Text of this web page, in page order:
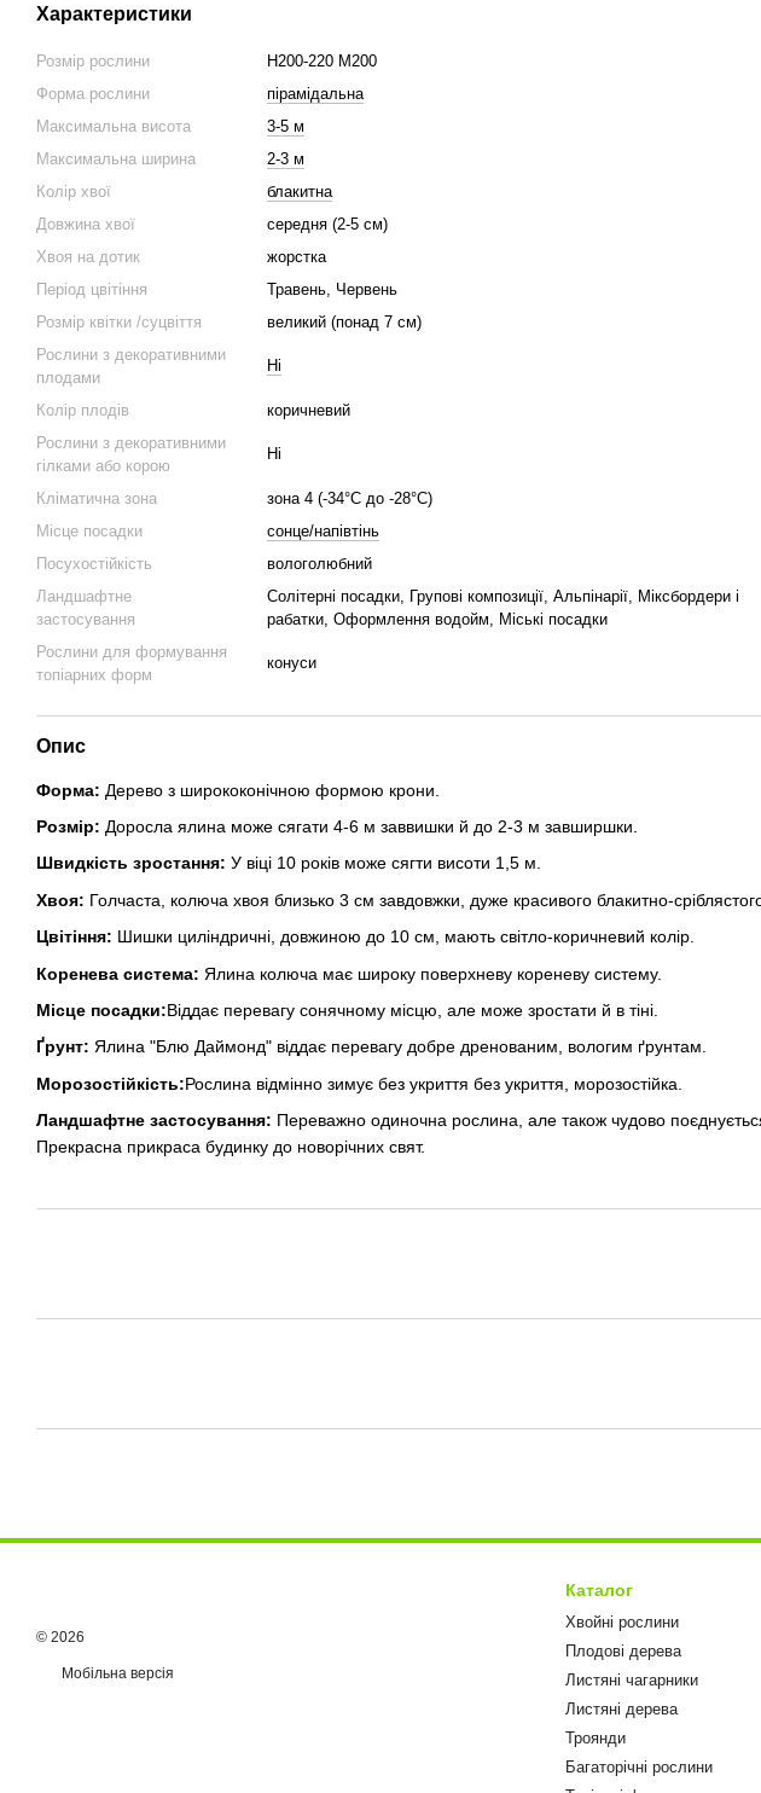
Характеристики
Розмір рослини
H200-220 М200
Форма рослини
пірамідальна
Максимальна висота
3-5 м
Максимальна ширина
2-3 м
Колір хвої
блакитна
Довжина хвої
середня (2-5 см)
Хвоя на дотик
жорстка
Період цвітіння
Травень, Червень
Розмір квітки /суцвіття
великий (понад 7 см)
Рослини з декоративними
плодами
Ні
Колір плодів
коричневий
Рослини з декоративними
гілками або корою
Ні
Кліматична зона
зона 4 (-34°C до -28°C)
Місце посадки
сонце/напівтінь
Посухостійкість
вологолюбний
Ландшафтне
застосування
Солітерні посадки, Групові композиції, Альпінарії, Міксбордери і
рабатки, Оформлення водойм, Міські посадки
Рослини для формування
топіарних форм
конуси
Опис
Форма: Дерево з ширококонічною формою крони.
Розмір: Доросла ялина може сягати 4-6 м заввишки й до 2-3 м завширшки.
Швидкість зростання: У віці 10 років може сягти висоти 1,5 м.
Хвоя: Голчаста, колюча хвоя близько 3 см завдовжки, дуже красивого блакитно-
Цвітіння: Шишки циліндричні, довжиною до 10 см, мають світло-коричневий колір.
Коренева система: Ялина колюча має широку поверхневу кореневу систему.
Місце посадки:Віддає перевагу сонячному місцю, але може зростати й в тіні.
Ґрунт: Ялина "Блю Даймонд" віддає перевагу добре дренованим, вологим ґрунтам.
Морозостійкість:Рослина відмінно зимує без укриття без укриття, морозостійка.
Ландшафтне застосування: Переважно одиночна рослина, але також чудово
Прекрасна прикраса будинку до новорічних свят.
© 2026
Мобільна версія
Каталог
Хвойні рослини
Плодові дерева
Листяні чагарники
Листяні дерева
Троянди
Багаторічні рослини